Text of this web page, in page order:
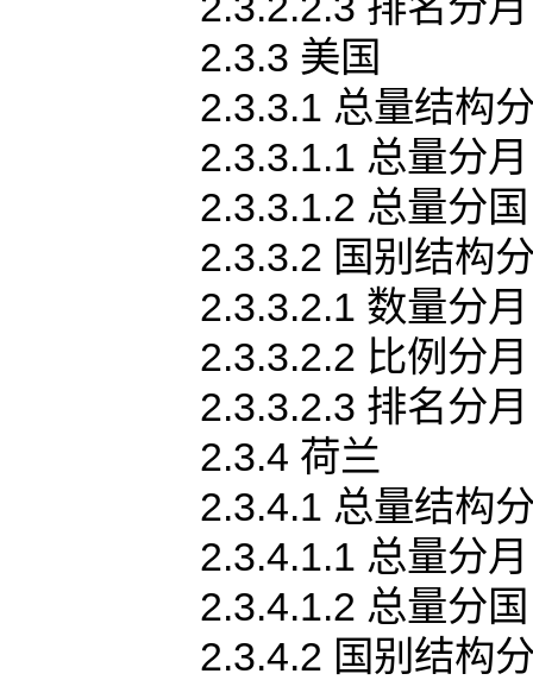
2.3.3 美国
2.3.3.1 总量结构
2.3.3.1.1 总量分月
2.3.3.1.2 总量分国
2.3.3.2 国别结构
2.3.3.2.1 数量分月
2.3.3.2.2 比例分月
2.3.3.2.3 排名分月
2.3.4 荷兰
2.3.4.1 总量结构
2.3.4.1.1 总量分月
2.3.4.1.2 总量分国
2.3.4.2 国别结构